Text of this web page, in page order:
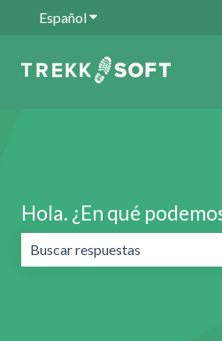
EspañolTraducciones de
Hola. ¿En qué